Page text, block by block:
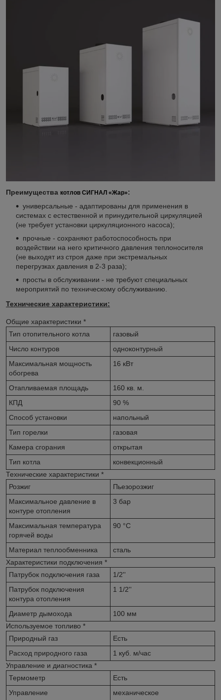
Преимущества котлов СИГНАЛ «Жар»:
универсальные - адаптированы для применения в
системах с естественной и принудительной циркуляцией
(не требует установки циркуляционного насоса);
прочные - сохраняют работоспособность при
воздействии на него критичного давления теплоносителя
(не выходят из строя даже при экстремальных
перегрузках давления в 2-3 раза);
просты в обслуживании - не требуют специальных
мероприятий по техническому обслуживанию.
Технические характеристики:
Общие характеристики *
Тип отопительного котла
газовый
Число контуров
одноконтурный
Максимальная мощность
обогрева
16 кВт
Отапливаемая площадь
160 кв. м.
КПД
90 %
Способ установки
напольный
Тип горелки
газовая
Камера сгорания
открытая
Тип котла
конвекционный
Технические характеристики *
Розжиг
Пьезорозжиг
Максимальное давление в
контуре отопления
3 бар
Максимальная температура
горячей воды
90 °С
Материал теплообменника
сталь
Характеристики подключения *
Патрубок подключения газа
1/2''
Патрубок подключения
контура отопления
1 1/2''
Диаметр дымохода
100 мм
Используемое топливо *
Природный газ
Есть
Расход природного газа
1 куб. м/час
Управление и диагностика *
Термометр
Есть
Управление
механическое